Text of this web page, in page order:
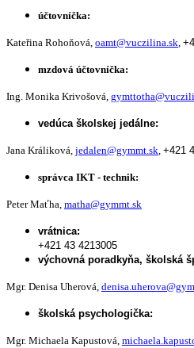
účtovníčka:
Kateřina Rohoňová, oamt@vuczilina.sk,
mzdová účtovníčka:
Ing. Monika Krivošová,
vedúca školskej jedálne:
Jana Králiková, jedalen@gymmt.sk, +421
správca IKT - technik:
Peter Maťha, matha@gymmt.sk
vrátnica:
+421 43 4213005
výchovná poradkyňa, školská
Mgr. Denisa Uherová,
školská psychologička:
Mgr. Michaela Kapustová,